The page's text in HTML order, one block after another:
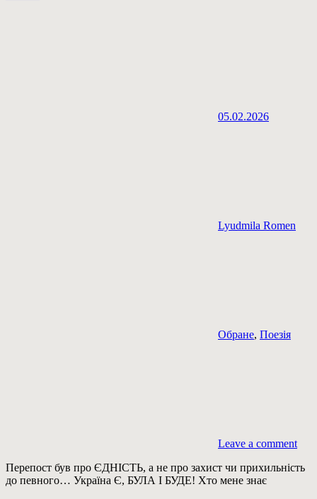
05.02.2026
Lyudmila Romen
Обране, Поезія
Leave a comment
Перепост був про ЄДНІСТЬ, а не про захист чи прихильність
до певного… Україна Є, БУЛА І БУДЕ! Хто мене знає